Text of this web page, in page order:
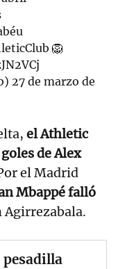
🦁
27 de marzo de
el Athletic
de Alex
el Madrid
Mbappé falló
Agirrezabala.
pesadilla